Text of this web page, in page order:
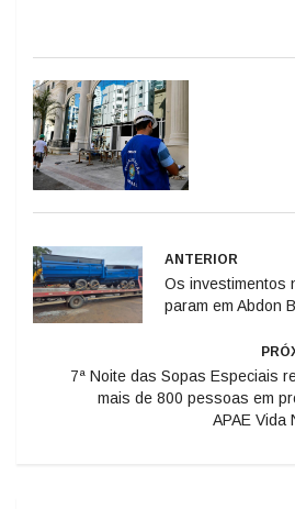
ANTERIOR
Os investimentos
param em Abdon
7ª Noite das Sopas Especiais
mais de 800 pessoas em
APAE Vida